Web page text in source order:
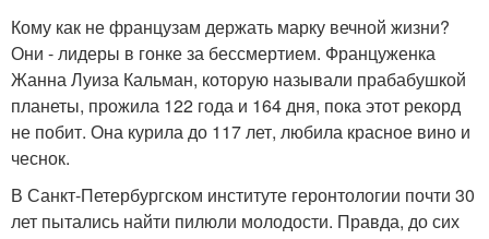
Кому как не французам держать марку вечной жизни?
Они - лидеры в гонке за бессмертием. Француженка
Жанна Луиза Кальман, которую называли прабабушкой
планеты, прожила 122 года и 164 дня, пока этот рекорд
не побит. Она курила до 117 лет, любила красное вино и
чеснок.
В Санкт-Петербургском институте геронтологии почти 30
лет пытались найти пилюли молодости. Правда, до сих